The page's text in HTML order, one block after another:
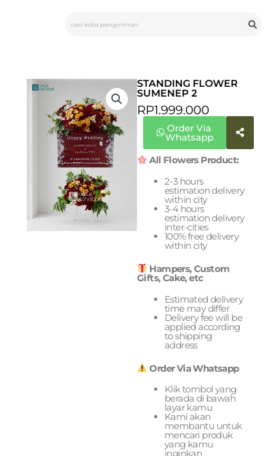
STANDING FLOWER
SUMENEP 2
RP1.999.000
Order Via
Whatsapp
All Flowers Product:
2-3 hours
estimation delivery
within city
3-4 hours
estimation delivery
inter-cities
100% free delivery
within city
Hampers, Custom
Gifts, Cake, etc
Estimated delivery
time may differ
Delivery fee will be
applied according
to shipping
address
Order Via Whatsapp
Klik tombol yang
berada di bawah
layar kamu
Kami akan
membantu untuk
mencari produk
yang kamu
inginkan